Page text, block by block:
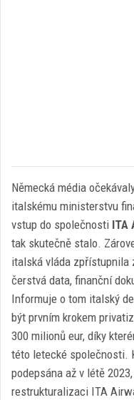
Německá média
italskému ministerstvu
vstup do společnosti ITA
tak skutečně stalo.
italská vláda zpřístupnila
čerstvá data, finanční
Informuje o tom italský
být prvním krokem
300 milionů eur, díky
této letecké společnosti.
podepsána až v létě
restrukturalizaci ITA